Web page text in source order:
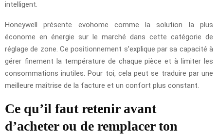
intelligent.
Honeywell présente evohome comme la solution la plus
économe en énergie sur le marché dans cette catégorie de
réglage de zone. Ce positionnement s’explique par sa capacité à
gérer finement la température de chaque pièce et à limiter les
consommations inutiles. Pour toi, cela peut se traduire par une
meilleure maîtrise de la facture et un confort plus constant.
Ce qu’il faut retenir avant
d’acheter ou de remplacer ton